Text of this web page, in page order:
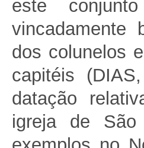
este
vincadamente
dos colunelos
capitéis
datação
igreja de